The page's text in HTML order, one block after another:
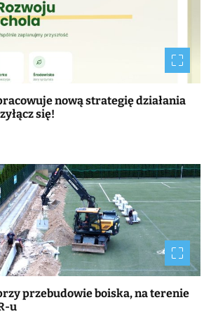
nową strategię działania
się!
przebudowie boiska, na terenie
u